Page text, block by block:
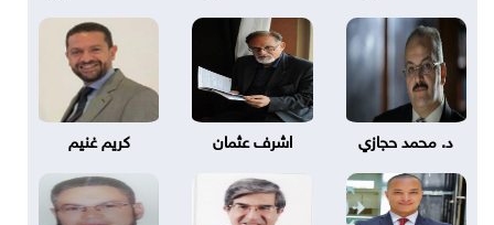
د. محمد حجازي اشرف عثمان كريم غنيم